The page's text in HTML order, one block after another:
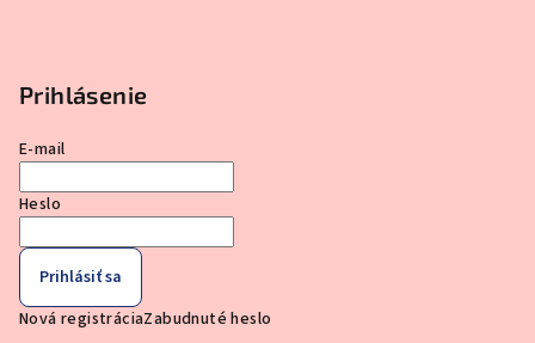
Prihlásenie
E-mail
Heslo
Prihlásiť sa
Nová registráciaZabudnuté heslo